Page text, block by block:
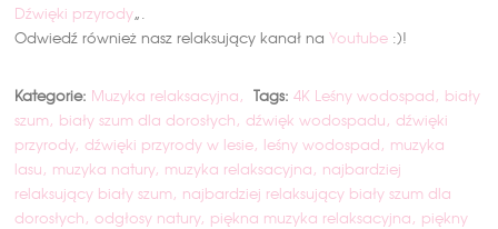
Dźwięki przyrody„.
Odwiedź również nasz relaksujący kanał naYoutube :)!
Kategorie: Muzyka relaksacyjna Tags: 4K Leśny wodospad biały
szum biały szum dla dorosłych dźwięk wodospadu dźwięki
przyrody dźwięki przyrody w lesie leśny wodospad muzyka
lasu muzyka natury muzyka relaksacyjna najbardziej
relaksujący biały szum najbardziej relaksujący biały szum dla
dorosłych odgłosy natury piękna muzyka relaksacyjna piękny